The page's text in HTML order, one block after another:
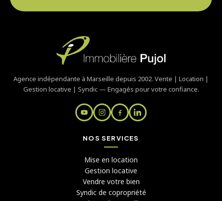
Agence indépendante à Marseille depuis 2002. Vente | Location |
Gestion locative | Syndic — Engagés pour votre confiance.
NOS SERVICES
Mise en location
Gestion locative
Vendre votre bien
Syndic de copropriété